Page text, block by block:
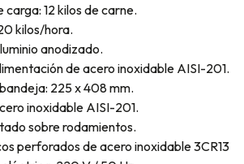
12 kilos de carne.
kilos/hora.
anodizado.
de acero inoxidable AISI-201.
225 x 408 mm.
inoxidable AISI-201.
sobre rodamientos.
perforados de acero inoxidable 3CR13